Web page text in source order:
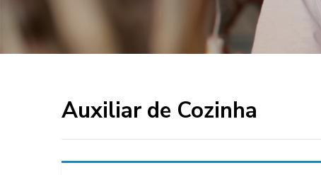
Auxiliar de Cozinha